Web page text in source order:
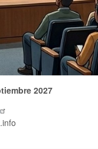
2027